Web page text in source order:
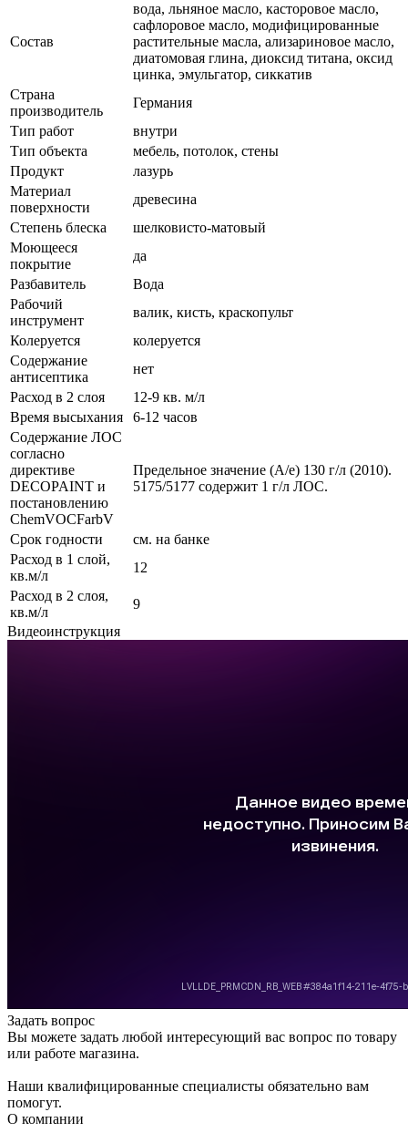
Состав
вода, льняное масло, касторовое масло,
сафлоровое масло, модифицированные
растительные масла, ализариновое масло,
диатомовая глина, диоксид титана, оксид
цинка, эмульгатор, сиккатив
Страна
производитель
Германия
Тип работ
внутри
Тип объекта
мебель, потолок, стены
Продукт
лазурь
Материал
поверхности
древесина
Степень блеска
шелковисто-матовый
Моющееся
покрытие
да
Разбавитель
Вода
Рабочий
инструмент
валик, кисть, краскопульт
Колеруется
колеруется
Содержание
антисептика
нет
Расход в 2 слоя
12-9 кв. м/л
Время высыхания
6-12 часов
Содержание ЛОС
согласно
директиве
DECOPAINT и
постановлению
ChemVOCFarbV
Предельное значение (A/е) 130 г/л (2010).
5175/5177 содержит 1 г/л ЛОС.
Срок годности
см. на банке
Расход в 1 слой,
кв.м/л
12
Расход в 2 слоя,
кв.м/л
9
Видеоинструкция
Задать вопрос
Вы можете задать любой интересующий вас вопрос по товару
или работе магазина.
Наши квалифицированные специалисты обязательно вам
помогут.
О компании